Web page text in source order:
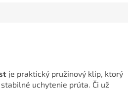
je praktický pružinový klip, ktorý
uchytenie prúta. Či už